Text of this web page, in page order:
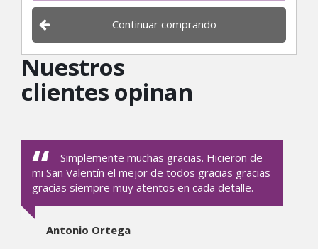
Continuar comprando
Nuestros
clientes opinan
Simplemente muchas gracias. Hicieron de
mi San Valentín el mejor de todos gracias gracias
gracias siempre muy atentos en cada detalle.
Antonio Ortega